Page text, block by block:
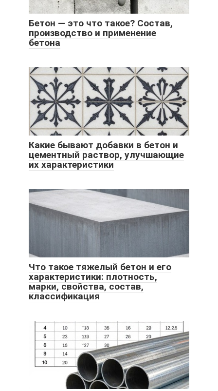
Бетон — это что такое? Состав,
производство и применение
бетона
Какие бывают добавки в бетон и
цементный раствор, улучшающие
их характеристики
Что такое тяжелый бетон и его
характеристики: плотность,
марки, свойства, состав,
классификация